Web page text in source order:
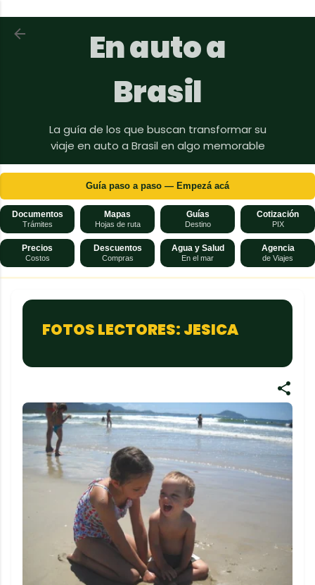
Ir al contenido principal
En auto a
Brasil
La guía de los que buscan transformar su
viaje en auto a Brasil en algo memorable
Guía paso a paso — Empezá acá
Documentos
Trámites
Mapas
Hojas de ruta
Guías
Destino
Cotización
PIX
Precios
Costos
Descuentos
Compras
Agua y Salud
En el mar
Agencia
de Viajes
FOTOS LECTORES: JESICA